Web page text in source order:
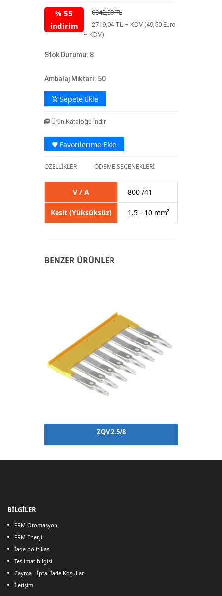
% 55
indirim
6042,30 TL
2719,04 TL + KDV (49,50 Euro
+ KDV)
Stok Durumu: 8
Ambalaj Miktarı: 50
Sepete Ekle
Ürün Kataloğu İndir
Favorilerime Ekle
ÖZELLİKLER ÖDEME SEÇENEKLERİ
V / A 800 /41
Kesit (Yüksüksüz) 1.5 - 10 mm²
BENZER ÜRÜNLER
ZQV 2.5/8
BİLGİLER
FRM Otomasyon
FRM Enerji
İade politikası
Teslimat bilgisi
Cayma - İptal İade Koşulları
İletişim